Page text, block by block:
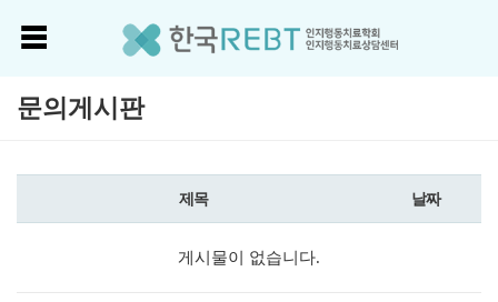
문의게시판
제목 날짜
게시물이 없습니다.